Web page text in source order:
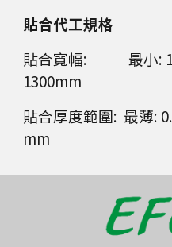
貼合代工規格
貼合寬幅: 最小:
1300mm
貼合厚度範圍: 最薄
mm